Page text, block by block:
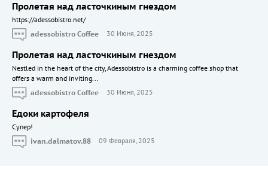
Пролетая над ласточкиным гнездом
https://adessobistro.net/
adessobistro Coffee
30 Июня, 2025
Пролетая над ласточкиным гнездом
Nestled in the heart of the city, Adessobistro is a charming coffee shop that
offers a warm and inviting...
adessobistro Coffee
30 Июня, 2025
Едоки картофеля
Cупер!
ivan.dalmatov.88
09 Февраля, 2025